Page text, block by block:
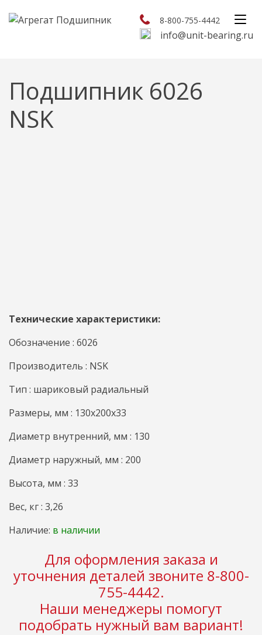
8-800-755-4442
info@unit-bearing.ru
Подшипник 6026
NSK
Технические характеристики:
Обозначение : 6026
Производитель : NSK
Тип : шариковый радиальный
Размеры, мм : 130x200x33
Диаметр внутренний, мм : 130
Диаметр наружный, мм : 200
Высота, мм : 33
Вес, кг : 3,26
Наличие: в наличии
Для оформления заказа и
уточнения деталей звоните 8-800-
755-4442.
Наши менеджеры помогут
подобрать нужный вам вариант!